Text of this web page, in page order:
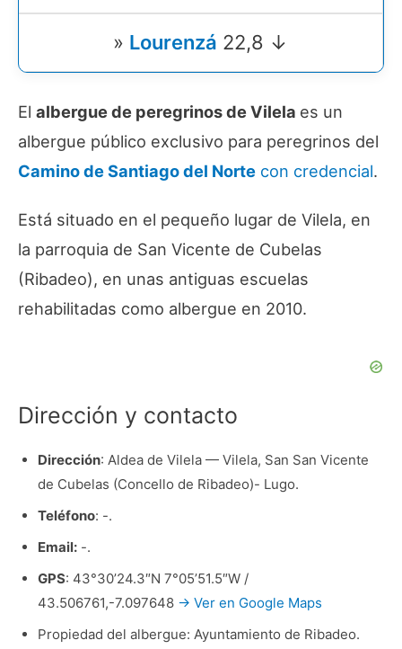
» Lourenzá 22,8 ↓
El albergue de peregrinos de Vilela es un
albergue público exclusivo para peregrinos del
Camino de Santiago del Norte con credencial.
Está situado en el pequeño lugar de Vilela, en
la parroquia de San Vicente de Cubelas
(Ribadeo), en unas antiguas escuelas
rehabilitadas como albergue en 2010.
Dirección y contacto
Dirección: Aldea de Vilela — Vilela, San San Vicente
de Cubelas (Concello de Ribadeo)- Lugo.
Teléfono: -.
Email:-.
GPS: 43°30’24.3″N 7°05’51.5″W /
43.506761,-7.097648 → Ver en Google Maps
Propiedad del albergue: Ayuntamiento de Ribadeo.